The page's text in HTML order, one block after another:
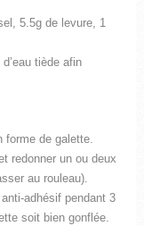
5.5g de levure, 1
tiède afin
forme de galette.
redonner un ou deux
au rouleau).
adhésif pendant 3
soit bien gonflée.